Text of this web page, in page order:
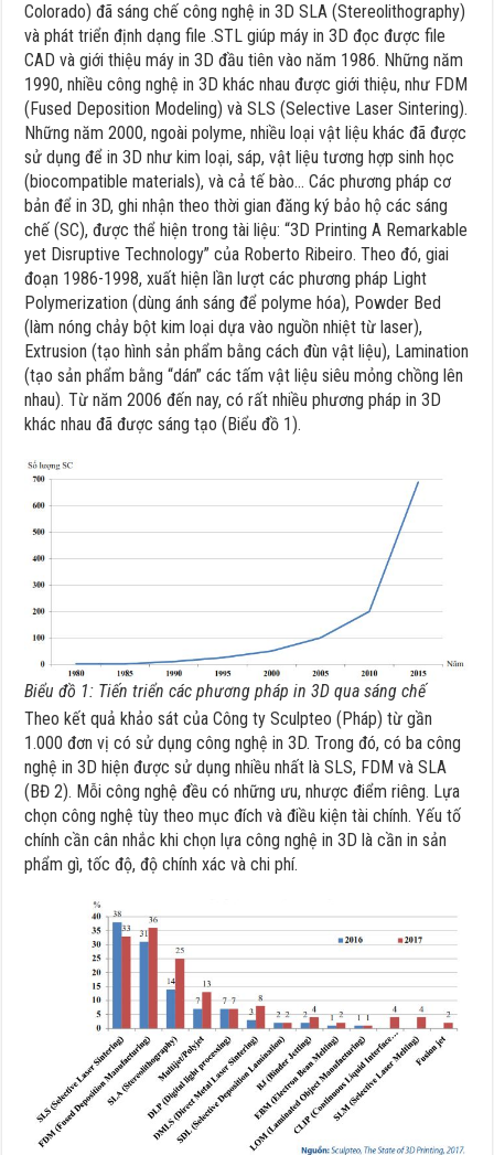
Colorado) đã sáng chế công nghệ in 3D SLA (Stereolithography)
và phát triển định dạng file .STL giúp máy in 3D đọc được file
CAD và giới thiệu máy in 3D đầu tiên vào năm 1986. Những năm
1990, nhiều công nghệ in 3D khác nhau được giới thiệu, như FDM
(Fused Deposition Modeling) và SLS (Selective Laser Sintering).
Những năm 2000, ngoài polyme, nhiều loại vật liệu khác đã được
sử dụng để in 3D như kim loại, sáp, vật liệu tương hợp sinh học
(biocompatible materials), và cả tế bào… Các phương pháp cơ
bản để in 3D, ghi nhận theo thời gian đăng ký bảo hộ các sáng
chế (SC), được thể hiện trong tài liệu: “3D Printing A Remarkable
yet Disruptive Technology” của Roberto Ribeiro. Theo đó, giai
đoạn 1986-1998, xuất hiện lần lượt các phương pháp Light
Polymerization (dùng ánh sáng để polyme hóa), Powder Bed
(làm nóng chảy bột kim loại dựa vào nguồn nhiệt từ laser),
Extrusion (tạo hình sản phẩm bằng cách đùn vật liệu), Lamination
(tạo sản phẩm bằng “dán” các tấm vật liệu siêu mỏng chồng lên
nhau). Từ năm 2006 đến nay, có rất nhiều phương pháp in 3D
khác nhau đã được sáng tạo (Biểu đồ 1).
Biểu đồ 1: Tiến triển các phương pháp in 3D qua sáng chế
Theo kết quả khảo sát của Công ty Sculpteo (Pháp) từ gần
1.000 đơn vị có sử dụng công nghệ in 3D. Trong đó, có ba công
nghệ in 3D hiện được sử dụng nhiều nhất là SLS, FDM và SLA
(BĐ 2). Mỗi công nghệ đều có những ưu, nhược điểm riêng. Lựa
chọn công nghệ tùy theo mục đích và điều kiện tài chính. Yếu tố
chính cần cân nhắc khi chọn lựa công nghệ in 3D là cần in sản
phẩm gì, tốc độ, độ chính xác và chi phí.